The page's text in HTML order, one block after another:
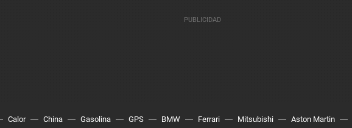
Calor China Gasolina GPS BMW Ferrari Mitsubishi Aston Martin